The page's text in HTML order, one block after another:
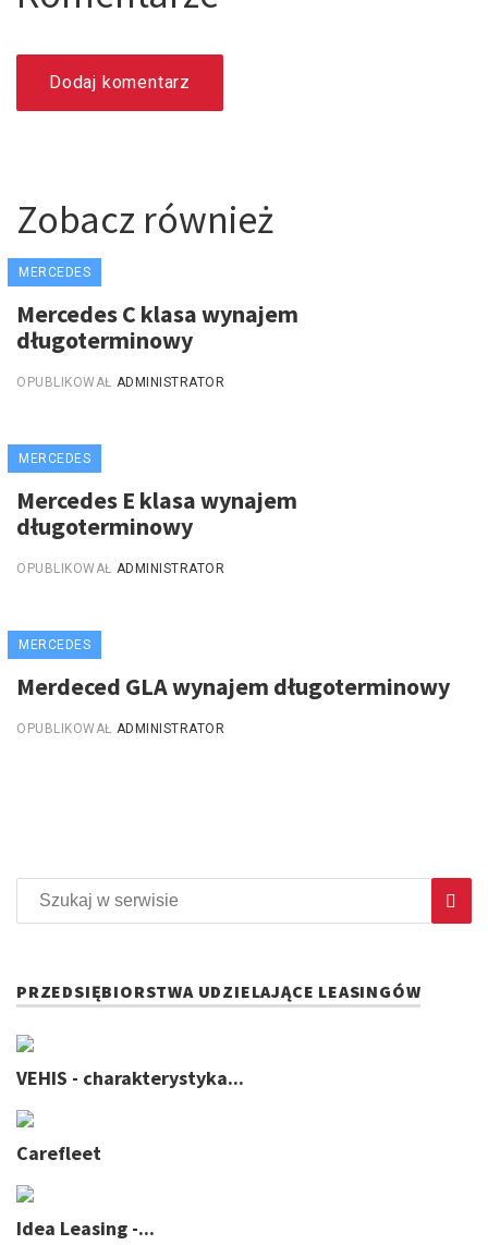
Dodaj komentarz
Zobacz również
MERCEDES
Mercedes C klasa wynajem
długoterminowy
OPUBLIKOWAŁ ADMINISTRATOR
MERCEDES
Mercedes E klasa wynajem
długoterminowy
OPUBLIKOWAŁ ADMINISTRATOR
MERCEDES
Merdeced GLA wynajem długoterminowy
OPUBLIKOWAŁ ADMINISTRATOR
PRZEDSIĘBIORSTWA UDZIELAJĄCE LEASINGÓW
VEHIS - charakterystyka...
Carefleet
Idea Leasing -...